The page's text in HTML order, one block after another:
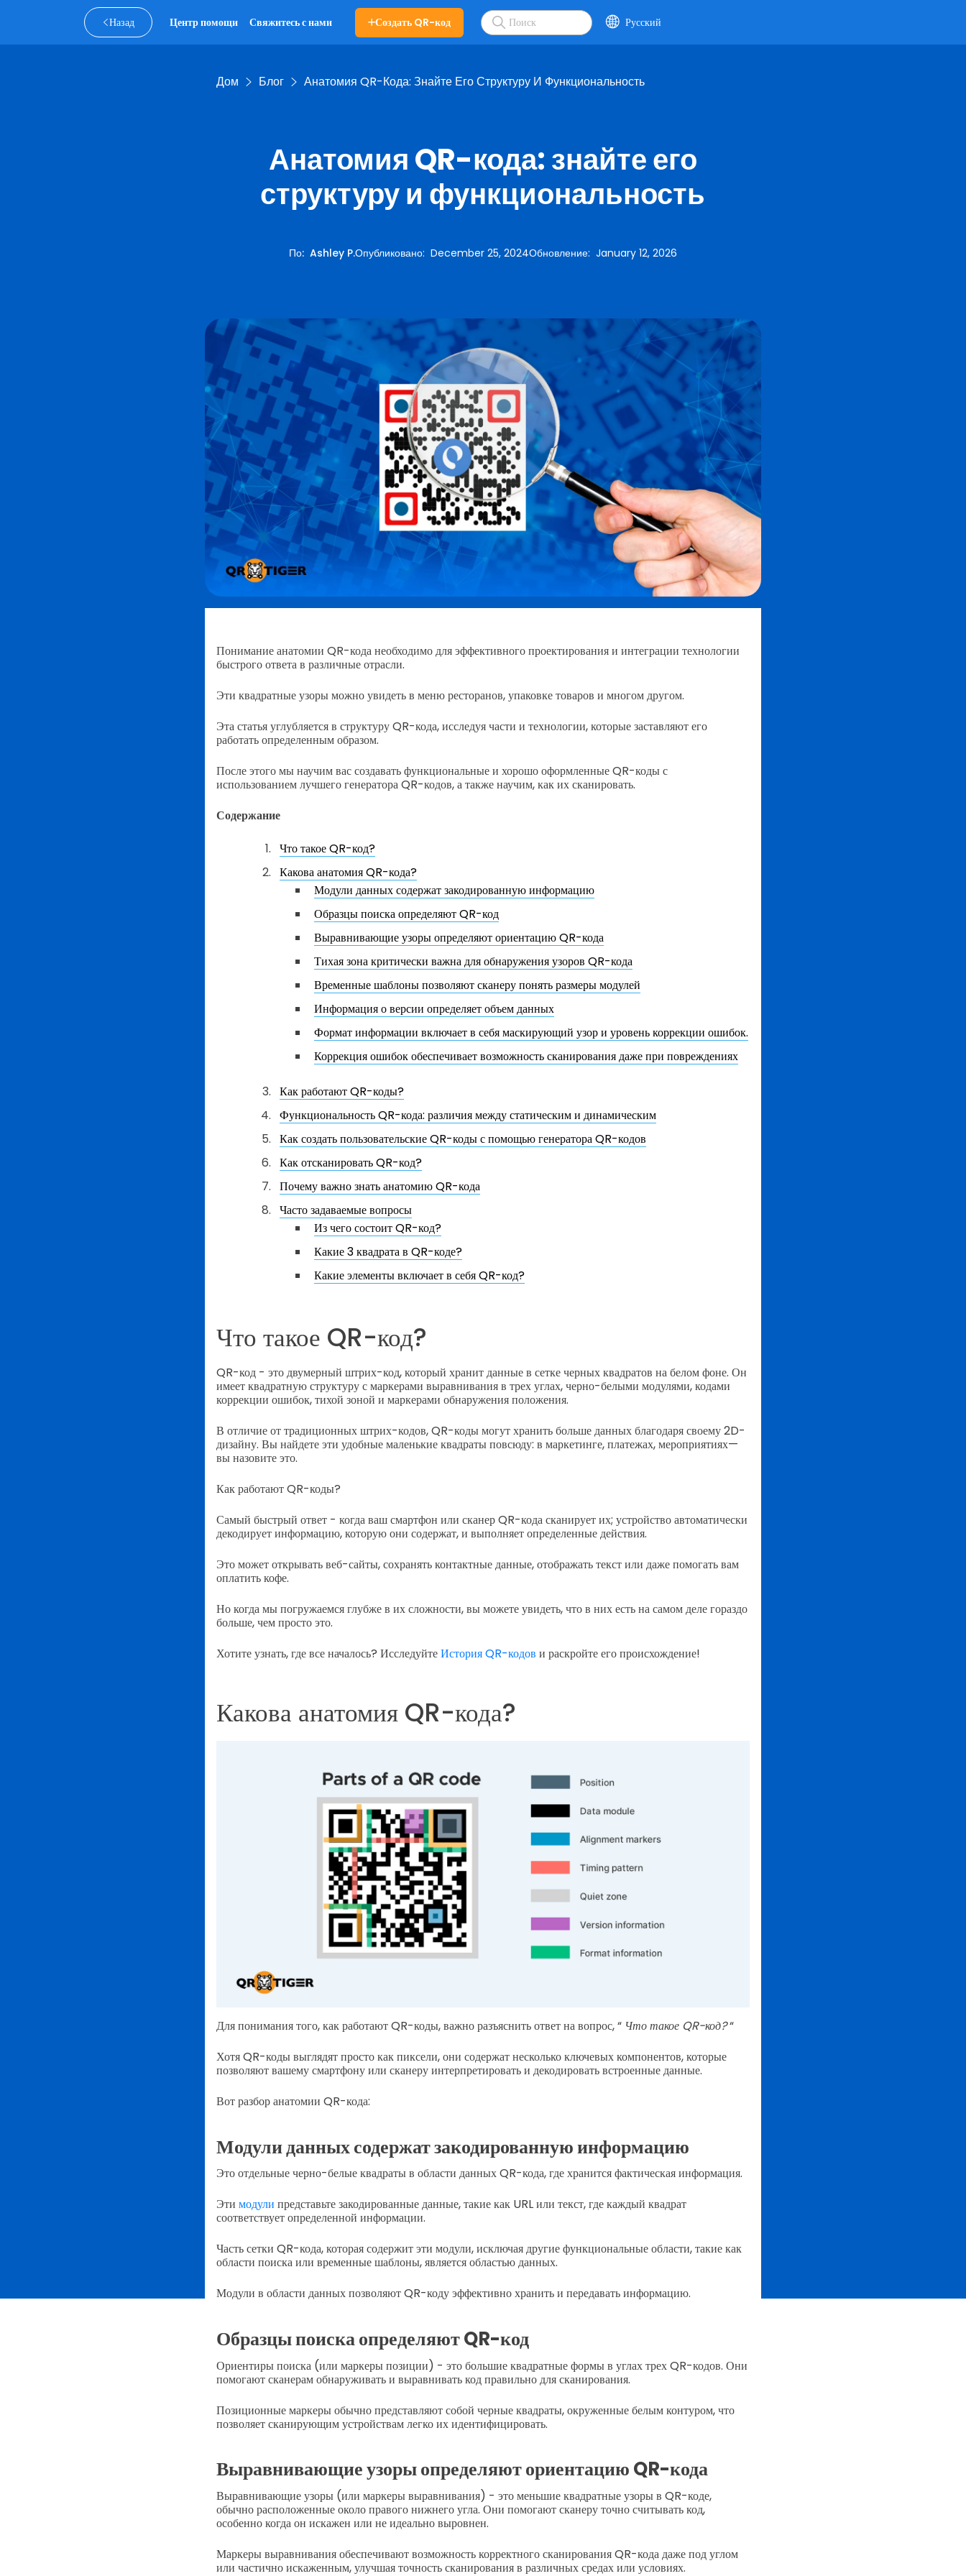
Назад Центр помощи Свяжитесь с нами Создать QR-код Русский
Дом Блог Анатомия QR-Кода: Знайте Его Структуру И Функциональность
Анатомия QR-кода: знайте его
структуру и функциональность
По: Ashley P.Опубликовано: December 25, 2024Обновление: January 12, 2026
Понимание анатомии QR-кода необходимо для эффективного проектирования и интеграции технологии
быстрого ответа в различные отрасли.
Эти квадратные узоры можно увидеть в меню ресторанов, упаковке товаров и многом другом.
Эта статья углубляется в структуру QR-кода, исследуя части и технологии, которые заставляют его
работать определенным образом.
После этого мы научим вас создавать функциональные и хорошо оформленные QR-коды с
использованием лучшего генератора QR-кодов, а также научим, как их сканировать.
Содержание
Что такое QR-код?
Какова анатомия QR-кода?
Модули данных содержат закодированную информацию
Образцы поиска определяют QR-код
Выравнивающие узоры определяют ориентацию QR-кода
Тихая зона критически важна для обнаружения узоров QR-кода
Временные шаблоны позволяют сканеру понять размеры модулей
Информация о версии определяет объем данных
Формат информации включает в себя маскирующий узор и уровень коррекции ошибок.
Коррекция ошибок обеспечивает возможность сканирования даже при повреждениях
Как работают QR-коды?
Функциональность QR-кода: различия между статическим и динамическим
Как создать пользовательские QR-коды с помощью генератора QR-кодов
Как отсканировать QR-код?
Почему важно знать анатомию QR-кода
Часто задаваемые вопросы
Из чего состоит QR-код?
Какие 3 квадрата в QR-коде?
Какие элементы включает в себя QR-код?
Что такое QR-код?
QR-код - это двумерный штрих-код, который хранит данные в сетке черных квадратов на белом фоне. Он
имеет квадратную структуру с маркерами выравнивания в трех углах, черно-белыми модулями, кодами
коррекции ошибок, тихой зоной и маркерами обнаружения положения.
В отличие от традиционных штрих-кодов, QR-коды могут хранить больше данных благодаря своему 2D-
дизайну. Вы найдете эти удобные маленькие квадраты повсюду: в маркетинге, платежах, мероприятиях—
вы назовите это.
Как работают QR-коды?
Самый быстрый ответ - когда ваш смартфон или сканер QR-кода сканирует их; устройство автоматически
декодирует информацию, которую они содержат, и выполняет определенные действия.
Это может открывать веб-сайты, сохранять контактные данные, отображать текст или даже помогать вам
оплатить кофе.
Но когда мы погружаемся глубже в их сложности, вы можете увидеть, что в них есть на самом деле гораздо
больше, чем просто это.
Хотите узнать, где все началось? ИсследуйтеИстория QR-кодов и раскройте его происхождение!
Какова анатомия QR-кода?
Для понимания того, как работают QR-коды, важно разъяснить ответ на вопрос, “ Что такое QR-код?“
Хотя QR-коды выглядят просто как пиксели, они содержат несколько ключевых компонентов, которые
позволяют вашему смартфону или сканеру интерпретировать и декодировать встроенные данные.
Вот разбор анатомии QR-кода:
Модули данных содержат закодированную информацию
Это отдельные черно-белые квадраты в области данных QR-кода, где хранится фактическая информация.
Эти модули представьте закодированные данные, такие как URL или текст, где каждый квадрат
соответствует определенной информации.
Часть сетки QR-кода, которая содержит эти модули, исключая другие функциональные области, такие как
области поиска или временные шаблоны, является областью данных.
Модули в области данных позволяют QR-коду эффективно хранить и передавать информацию.
Образцы поиска определяют QR-код
Ориентиры поиска (или маркеры позиции) - это большие квадратные формы в углах трех QR-кодов. Они
помогают сканерам обнаруживать и выравнивать код правильно для сканирования.
Позиционные маркеры обычно представляют собой черные квадраты, окруженные белым контуром, что
позволяет сканирующим устройствам легко их идентифицировать.
Выравнивающие узоры определяют ориентацию QR-кода
Выравнивающие узоры (или маркеры выравнивания) - это меньшие квадратные узоры в QR-коде,
обычно расположенные около правого нижнего угла. Они помогают сканеру точно считывать код,
особенно когда он искажен или не идеально выровнен.
Маркеры выравнивания обеспечивают возможность корректного сканирования QR-кода даже под углом
или частично искаженным, улучшая точность сканирования в различных средах или условиях.